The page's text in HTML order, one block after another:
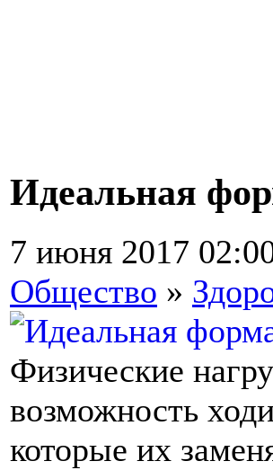
Идеальная
7 июня 2017
Общество »
Физические
возможность
которые их